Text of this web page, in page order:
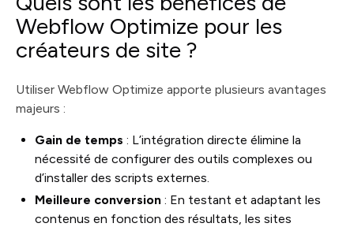
Webflow Optimize pour les
créateurs de site ?
Utiliser Webflow Optimize apporte plusieurs avantages
majeurs :
Gain de temps : L’intégration directe élimine la
nécessité de configurer des outils complexes ou
d’installer des scripts externes.
Meilleure conversion : En testant et adaptant les
contenus en fonction des résultats, les sites